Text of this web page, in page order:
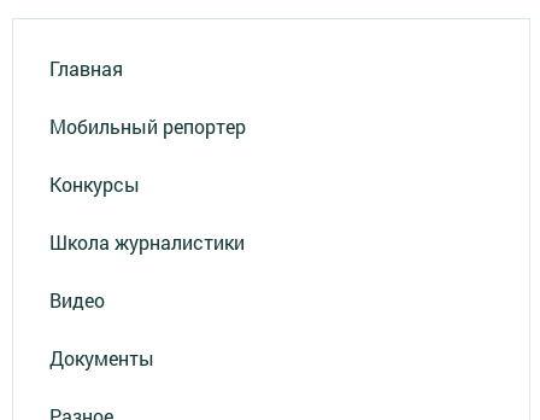
Главная
Мобильный репортер
Конкурсы
Школа журналистики
Видео
Документы